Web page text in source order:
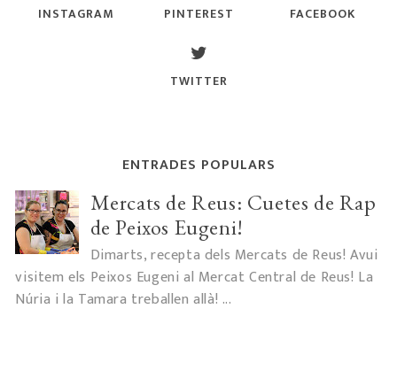
INSTAGRAM PINTEREST FACEBOOK
TWITTER
ENTRADES POPULARS
Mercats de Reus: Cuetes de Rap
de Peixos Eugeni!
Dimarts, recepta dels Mercats de Reus! Avui
visitem els Peixos Eugeni al Mercat Central de Reus! La
Núria i la Tamara treballen allà! ...